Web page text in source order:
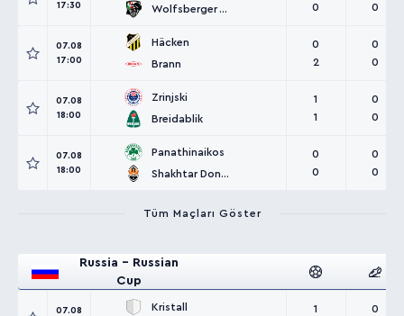
17:30
Wolfsberger AC
0
0
07.08
17:00
Häcken
Brann
0
2
0
0
07.08
18:00
Zrinjski
Breidablik
1
1
0
0
07.08
18:00
Panathinaikos
Shakhtar Donetsk
0
0
0
0
Tüm Maçları Göster
Russia - Russian
Cup
07.08
Kristall
1
0